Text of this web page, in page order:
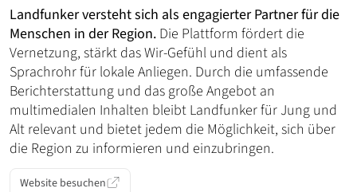
Landfunker versteht sich als engagierter Partner für die
Menschen in der Region. Die Plattform fördert die
Vernetzung, stärkt das Wir-Gefühl und dient als
Sprachrohr für lokale Anliegen. Durch die umfassende
Berichterstattung und das große Angebot an
multimedialen Inhalten bleibt Landfunker für Jung und
Alt relevant und bietet jedem die Möglichkeit, sich über
die Region zu informieren und einzubringen.
Website besuchen